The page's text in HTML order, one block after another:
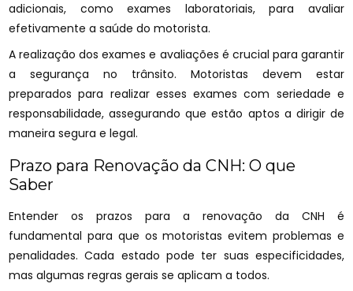
adicionais, como exames laboratoriais, para avaliar
efetivamente a saúde do motorista.
A realização dos exames e avaliações é crucial para garantir
a segurança no trânsito. Motoristas devem estar
preparados para realizar esses exames com seriedade e
responsabilidade, assegurando que estão aptos a dirigir de
maneira segura e legal.
Prazo para Renovação da CNH: O que
Saber
Entender os prazos para a renovação da CNH é
fundamental para que os motoristas evitem problemas e
penalidades. Cada estado pode ter suas especificidades,
mas algumas regras gerais se aplicam a todos.